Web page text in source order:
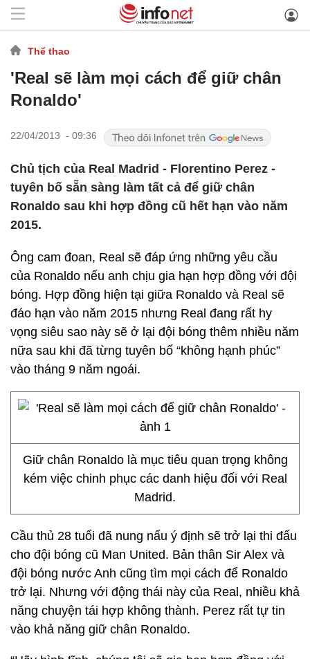
Thể thao
'Real sẽ làm mọi cách để giữ chân
Ronaldo'
22/04/2013 - 09:36
Chủ tịch của Real Madrid - Florentino Perez -
tuyên bố sẵn sàng làm tất cả để giữ chân
Ronaldo sau khi hợp đồng cũ hết hạn vào năm
2015.
Ông cam đoan, Real sẽ đáp ứng những yêu cầu
của Ronaldo nếu anh chịu gia hạn hợp đồng với đội
bóng. Hợp đồng hiện tại giữa Ronaldo và Real sẽ
đáo hạn vào năm 2015 nhưng Real đang rất hy
vọng siêu sao này sẽ ở lại đội bóng thêm nhiều năm
nữa sau khi đã từng tuyên bố “không hạnh phúc”
vào tháng 9 năm ngoái.
Giữ chân Ronaldo là mục tiêu quan trọng không
kém việc chinh phục các danh hiệu đối với Real
Madrid.
Cầu thủ 28 tuổi đã nung nấu ý định sẽ trở lại thi đấu
cho đội bóng cũ Man United. Bản thân Sir Alex và
đội bóng nước Anh cũng tìm mọi cách để Ronaldo
trở lại. Nhưng với động thái này của Real, nhiều khả
năng chuyện tái hợp không thành. Perez rất tự tin
vào khả năng giữ chân Ronaldo.